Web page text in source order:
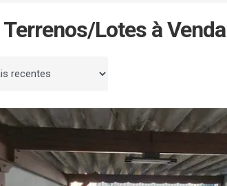
Terrenos/Lotes à Venda
por